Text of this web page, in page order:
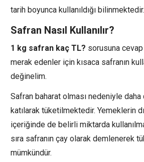
tarih boyunca kullanıldığı bilinmektedir.
Safran Nasıl Kullanılır?
1 kg safran kaç TL? sorusuna
merak edenler için kısaca safranın
değinelim.
Safran baharat olması nedeniyle
katılarak tüketilmektedir. Yemeklerin
içeriğinde de belirli miktarda
sıra safranın çay olarak demlenerek
mümkündür.